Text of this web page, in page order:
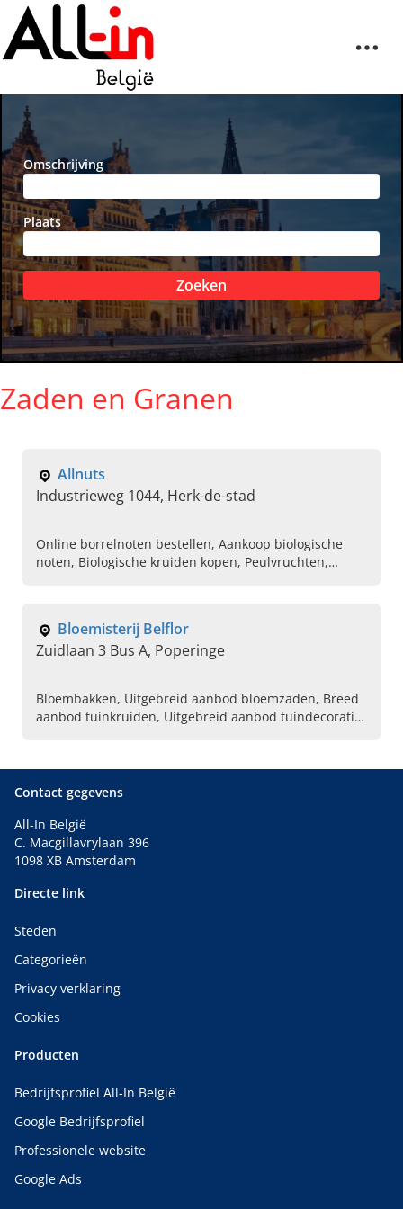
Omschrijving
Plaats
Zoeken
Zaden en Granen
Allnuts
Industrieweg 1044, Herk-de-stad
Online borrelnoten bestellen, Aankoop biologische
noten, Biologische kruiden kopen, Peulvruchten,
Bloemisterij Belflor
Zuidlaan 3 Bus A, Poperinge
Bloembakken, Uitgebreid aanbod bloemzaden, Breed
aanbod tuinkruiden, Uitgebreid aanbod tuindecoratie,
aanbod fruitbomen, Ruim assortiment groenteplanten
Contact gegevens
All-In België
C. Macgillavrylaan 396
1098 XB Amsterdam
Directe link
Steden
Categorieën
Privacy verklaring
Cookies
Producten
Bedrijfsprofiel All-In België
Google Bedrijfsprofiel
Professionele website
Google Ads